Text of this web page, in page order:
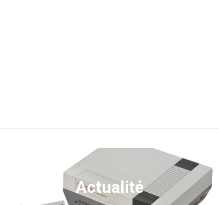
Actualité